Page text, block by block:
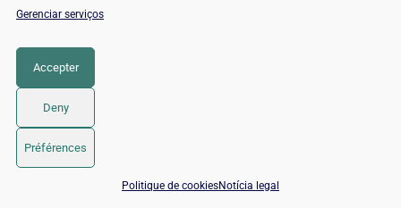
Gerenciar serviços
Accepter
Deny
Préférences
Politique de cookiesNotícia legal
5. Notificar a
Atualização
ao Google
rastreio
diretamente
📅 Agendar 15 min com um especialista SEO / GEO